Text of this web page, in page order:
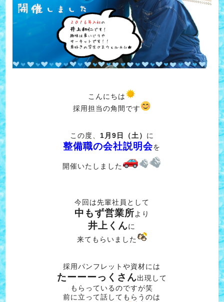
こんにちは
採用担当の角間です
この度、 1月9日（土） に
整備職の会社説明会を
開催いたしました
今回は先輩社員として
中もず営業所より
井上くんに
来てもらいました
採用パンフレットや資材には
たーーーっくさん出現して
もらっているのですが笑
前に立って話してもらうのは